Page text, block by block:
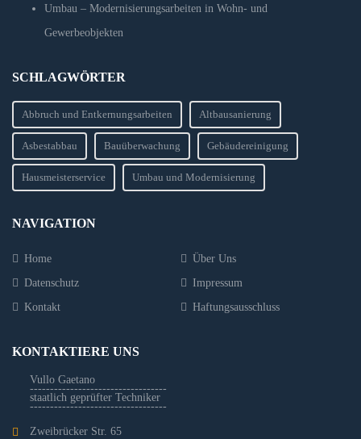
Umbau – Modernisierungsarbeiten in Wohn- und
Gewerbeobjekten
SCHLAGWÖRTER
Abbruch und Entkernungsarbeiten Altbausanierung
Asbestabbau Bauüberwachung Gebäudereinigung
Hausmeisterservice Umbau und Modernisierung
NAVIGATION
Home
Über Uns
Datenschutz
Impressum
Kontakt
Haftungsausschluss
KONTAKTIERE UNS
Vullo Gaetano
----------------------------------
staatlich geprüfter Techniker
----------------------------------
Zweibrücker Str. 65